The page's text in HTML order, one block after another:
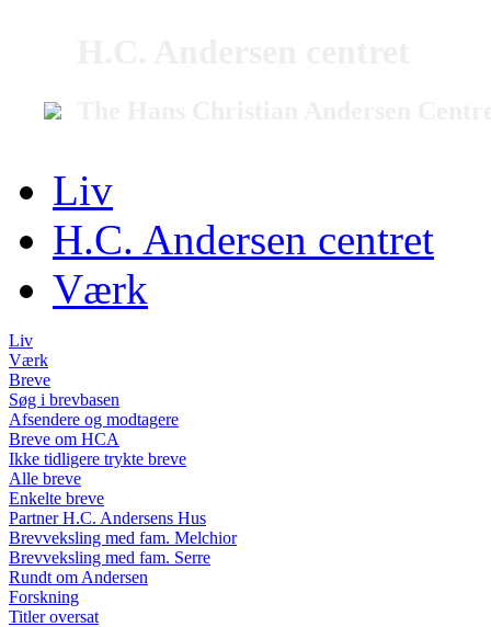
Liv
H.C. Andersen centret
Værk
Liv
Værk
Breve
Søg i brevbasen
Afsendere og modtagere
Breve om HCA
Ikke tidligere trykte breve
Alle breve
Enkelte breve
Partner H.C. Andersens Hus
Brevveksling med fam. Melchior
Brevveksling med fam. Serre
Rundt om Andersen
Forskning
Titler oversat